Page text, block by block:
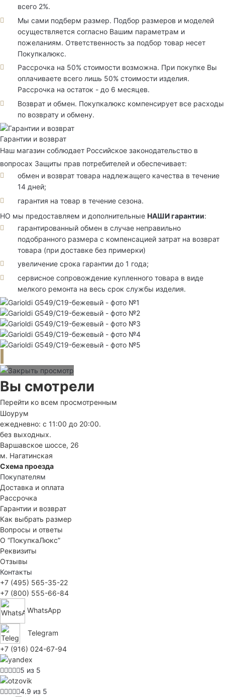
всего 2%.
Мы сами подберм размер. Подбор размеров и моделей
осуществляется согласно Вашим параметрам и
пожеланиям. Ответственность за подбор товар несет
Покупкалюкс.
Рассрочка на 50% стоимости возможна. При покупке Вы
оплачиваете всего лишь 50% стоимости изделия.
Рассрочка на остаток - до 6 месяцев.
Возврат и обмен. Покупкалюкс компенсирует все расходы
по возврату и обмену.
Гарантии и возврат
Наш магазин соблюдает Российское законодательство в
вопросах Защиты прав потребителей и обеспечивает:
обмен и возврат товара надлежащего качества в течение
14 дней;
гарантия на товар в течение сезона.
НО мы предоставляем и дополнительные НАШИ гарантии:
гарантированный обмен в случае неправильно
подобранного размера с компенсацией затрат на возврат
товара (при доставке без примерки)
увеличение срока гарантии до 1 года;
сервисное сопровождение купленного товара в виде
мелкого ремонта на весь срок службы изделия.
Вы смотрели
Перейти ко всем просмотренным
Шоурум
ежедневно: с 11:00 до 20:00.
без выходных.
Варшавское шоссе, 26
м. Нагатинская
Схема проезда
Покупателям
Доставка и оплата
Рассрочка
Гарантии и возврат
Как выбрать размер
Вопросы и ответы
О “ПокупкаЛюкс”
Реквизиты
Отзывы
Контакты
+7 (495) 565-35-22
+7 (800) 555-66-84
WhatsApp
Telegram
+7 (916) 024-67-94
5 из 5
4.9 из 5